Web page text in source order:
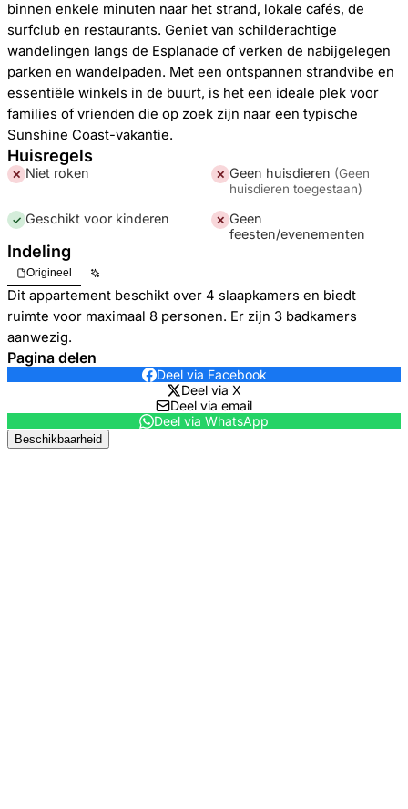
binnen enkele minuten naar het strand, lokale cafés, de
surfclub en restaurants. Geniet van schilderachtige
wandelingen langs de Esplanade of verken de nabijgelegen
parken en wandelpaden. Met een ontspannen strandvibe en
essentiële winkels in de buurt, is het een ideale plek voor
families of vrienden die op zoek zijn naar een typische
Sunshine Coast-vakantie.
Huisregels
✕ Niet roken ✕ Geen huisdieren (Geen
huisdieren toegestaan)
✓ Geschikt voor kinderen ✕ Geen
feesten/evenementen
Indeling
Origineel
Dit appartement beschikt over 4 slaapkamers en biedt
ruimte voor maximaal 8 personen. Er zijn 3 badkamers
aanwezig.
Pagina delen
Deel via Facebook
Deel via X
Deel via email
Deel via WhatsApp
Beschikbaarheid